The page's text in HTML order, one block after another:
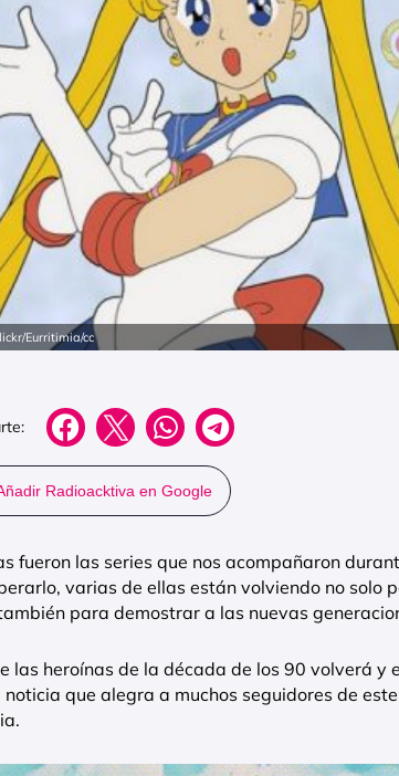
Eurritimia/cc
Radioacktiva en Google
fueron las series que nos acompañaron
varias de ellas están volviendo no solo
para demostrar a las nuevas
las heroínas de la década de los 90 volverá y
noticia que alegra a muchos seguidores de